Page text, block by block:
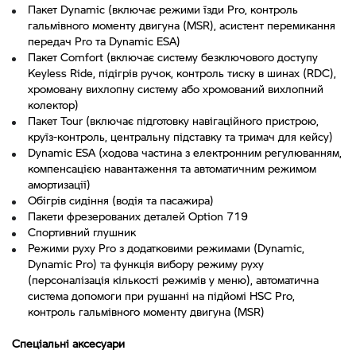
Пакет Dynamic (включає режими їзди Pro, контроль
гальмівного моменту двигуна (MSR), асистент перемикання
передач Pro та Dynamic ESA)
Пакет Comfort (включає систему безключового доступу
Keyless Ride, підігрів ручок, контроль тиску в шинах (RDC),
хромовану вихлопну систему або хромований вихлопний
колектор)
Пакет Tour (включає підготовку навігаційного пристрою,
круїз-контроль, центральну підставку та тримач для кейсу)
Dynamic ESA (ходова частина з електронним регулюванням,
компенсацією навантаження та автоматичним режимом
амортизації)
Обігрів сидіння (водія та пасажира)
Пакети фрезерованих деталей Option 719
Спортивний глушник
Режими руху Pro з додатковими режимами (Dynamic,
Dynamic Pro) та функція вибору режиму руху
(персоналізація кількості режимів у меню), автоматична
система допомоги при рушанні на підйомі HSC Pro,
контроль гальмівного моменту двигуна (MSR)
Спеціальні аксесуари